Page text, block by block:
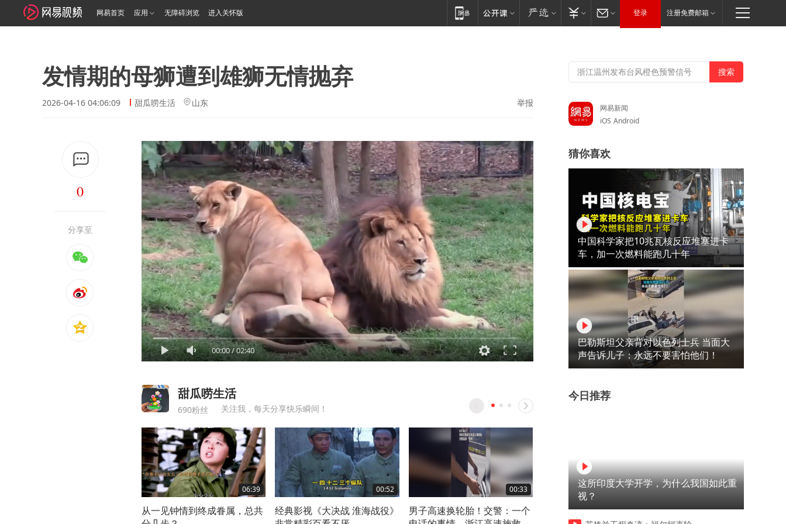
网易首页 应用 无障碍浏览 进入关怀版 登录 注册免费邮箱
发情期的母狮遭到雄狮无情抛弃
2026-04-16 04:06:09 甜瓜唠生活 山东 举报
0
分享至
00:00/02:40
甜瓜唠生活
690粉丝 关注我，每天分享快乐瞬间！
06:39
从一见钟情到终成眷属，总共
00:52
经典影视《大决战 淮海战役》
00:33
男子高速换轮胎！交警：一个
03:04
越南回忆中越战争：没想到中
不满裁判！侯英超点评陈熠
网易新闻
iOS Android
猜你喜欢
中国科学家把10兆瓦核反应堆塞进卡
车，加一次燃料能跑几十年
巴勒斯坦父亲背对以色列士兵 当面大
声告诉儿子：永远不要害怕他们！
今日推荐
这所印度大学开学，为什么我国如此重
视？